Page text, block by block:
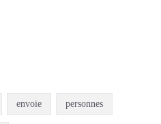
envoie personnes